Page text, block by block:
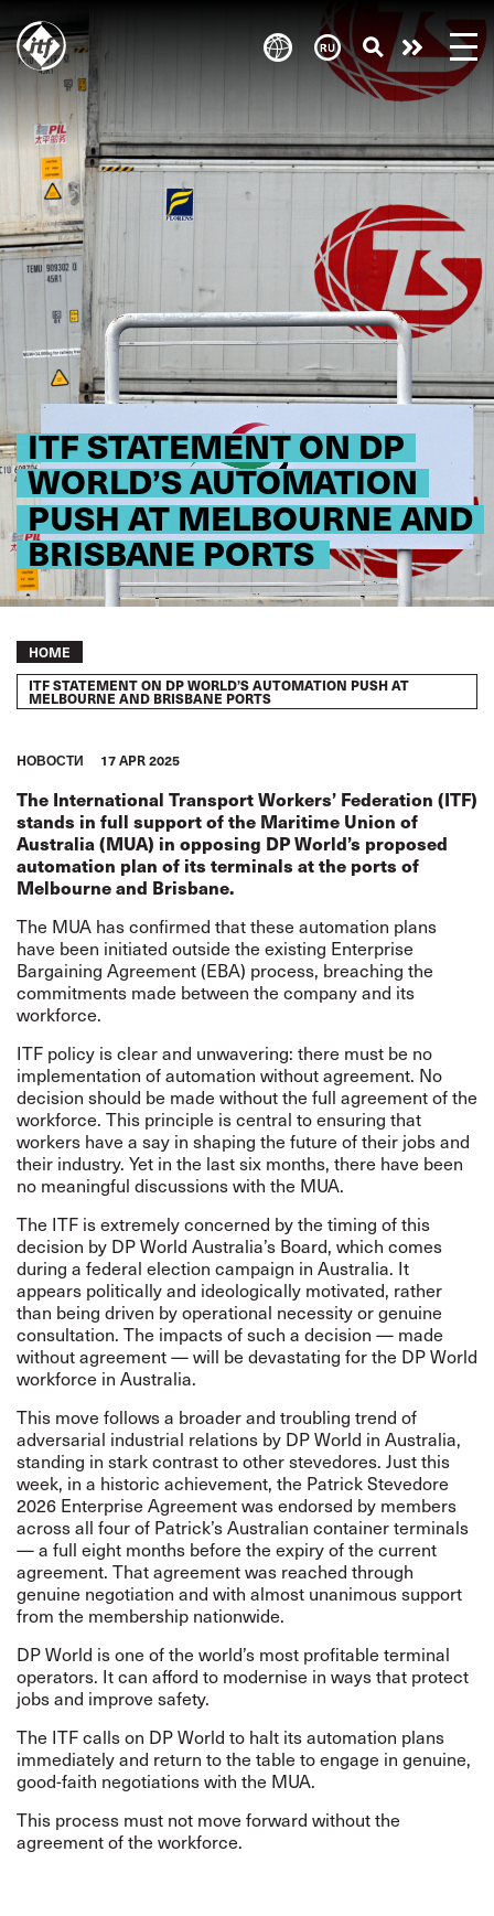
to
main
content
ITF STATEMENT ON DP
WORLD’S AUTOMATION
PUSH AT MELBOURNE AND
BRISBANE PORTS
Take
action
Breadcrumb
HOME
ITF STATEMENT ON DP WORLD’S AUTOMATION PUSH AT
MELBOURNE AND BRISBANE PORTS
HОВОСТИ 17 APR 2025
The International Transport Workers’ Federation (ITF)
stands in full support of the Maritime Union of
Australia (MUA) in opposing DP World’s proposed
automation plan of its terminals at the ports of
Melbourne and Brisbane.
The MUA has confirmed that these automation plans
have been initiated outside the existing Enterprise
Bargaining Agreement (EBA) process, breaching the
commitments made between the company and its
workforce.
ITF policy is clear and unwavering: there must be no
implementation of automation without agreement. No
decision should be made without the full agreement of the
workforce. This principle is central to ensuring that
workers have a say in shaping the future of their jobs and
their industry. Yet in the last six months, there have been
no meaningful discussions with the MUA.
The ITF is extremely concerned by the timing of this
decision by DP World Australia’s Board, which comes
during a federal election campaign in Australia. It
appears politically and ideologically motivated, rather
than being driven by operational necessity or genuine
consultation. The impacts of such a decision — made
without agreement — will be devastating for the DP World
workforce in Australia.
This move follows a broader and troubling trend of
adversarial industrial relations by DP World in Australia,
standing in stark contrast to other stevedores. Just this
week, in a historic achievement, the Patrick Stevedore
2026 Enterprise Agreement was endorsed by members
across all four of Patrick’s Australian container terminals
— a full eight months before the expiry of the current
agreement. That agreement was reached through
genuine negotiation and with almost unanimous support
from the membership nationwide.
DP World is one of the world’s most profitable terminal
operators. It can afford to modernise in ways that protect
jobs and improve safety.
The ITF calls on DP World to halt its automation plans
immediately and return to the table to engage in genuine,
good-faith negotiations with the MUA.
This process must not move forward without the
agreement of the workforce.